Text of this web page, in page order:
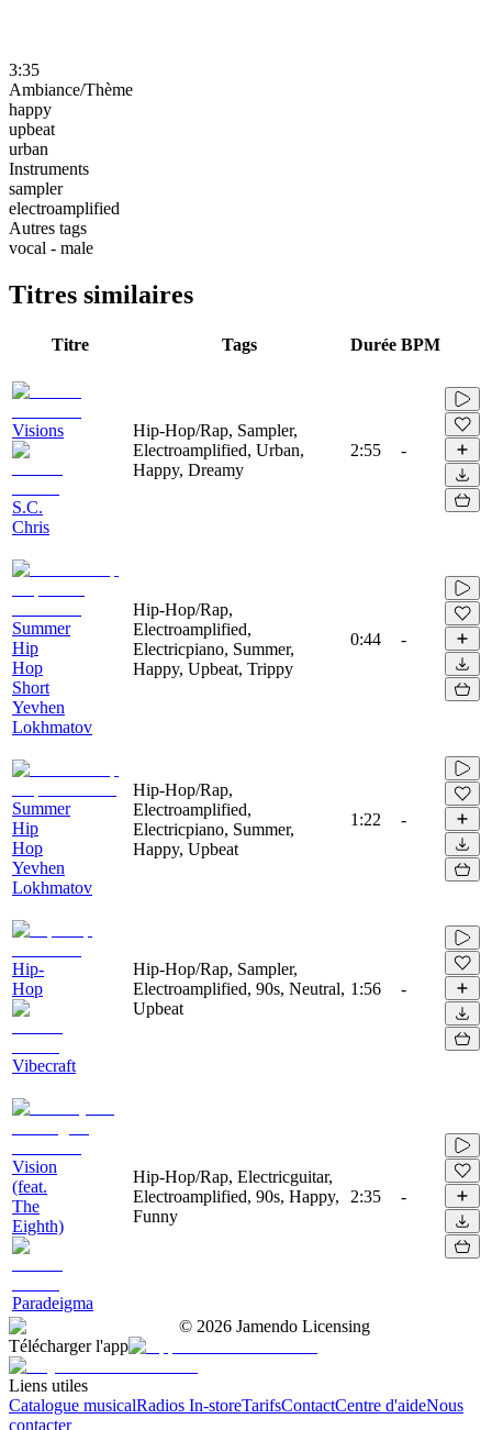
3:35
Ambiance/Thème
happy
upbeat
urban
Instruments
sampler
electroamplified
Autres tags
vocal - male
Titres similaires
Titre Tags Durée BPM
Visions
S.C.
Chris
Hip-Hop/Rap, Sampler,
Electroamplified, Urban,
Happy, Dreamy
2:55 -
Summer
Hip
Hop
Short
Yevhen
Lokhmatov
Hip-Hop/Rap,
Electroamplified,
Electricpiano, Summer,
Happy, Upbeat, Trippy
0:44 -
Summer
Hip
Hop
Yevhen
Lokhmatov
Hip-Hop/Rap,
Electroamplified,
Electricpiano, Summer,
Happy, Upbeat
1:22 -
Hip-
Hop
Vibecraft
Hip-Hop/Rap, Sampler,
Electroamplified, 90s, Neutral,
Upbeat
1:56 -
Vision
(feat.
The
Eighth)
Paradeigma
Hip-Hop/Rap, Electricguitar,
Electroamplified, 90s, Happy,
Funny
2:35 -
© 2026 Jamendo Licensing
Télécharger l'app
Liens utiles
Catalogue musicalRadios In-storeTarifsContactCentre d'aideNous
contacter